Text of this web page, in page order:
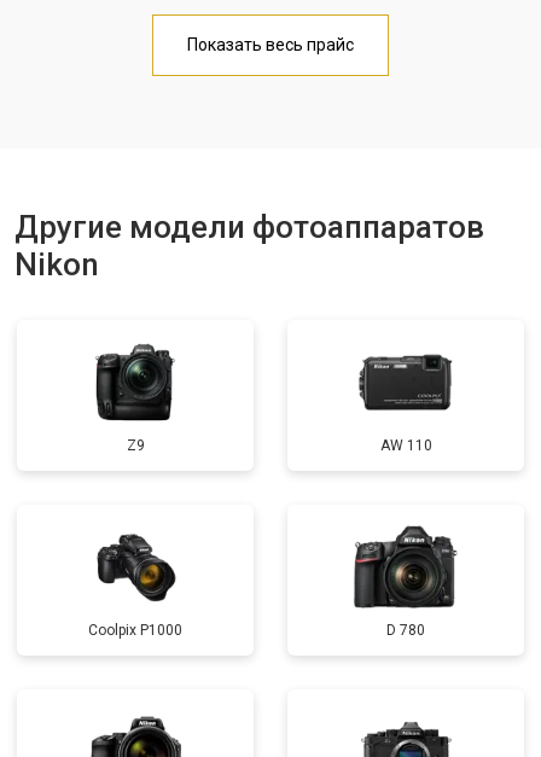
Показать весь прайс
Другие модели фотоаппаратов
Nikon
Z9 AW 110
Coolpix P1000 D 780